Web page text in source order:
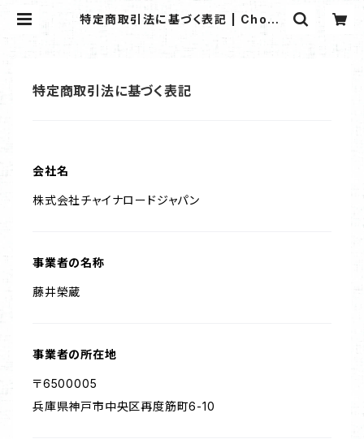
特定商取引法に基づく表記 | Choco
特定商取引法に基づく表記
会社名
株式会社チャイナロードジャパン
事業者の名称
藤井榮蔵
事業者の所在地
〒6500005
兵庫県神戸市中央区再度筋町6-10